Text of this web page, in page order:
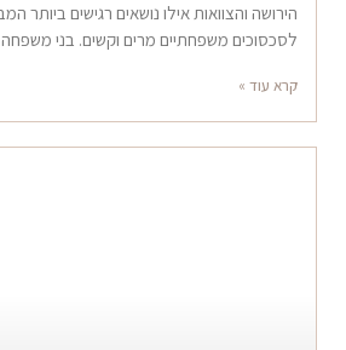
הירושה והצוואות אילו נושאים רגישים ביותר
לסכסוכים משפחתיים מרים וקשים. בני
קרא עוד »